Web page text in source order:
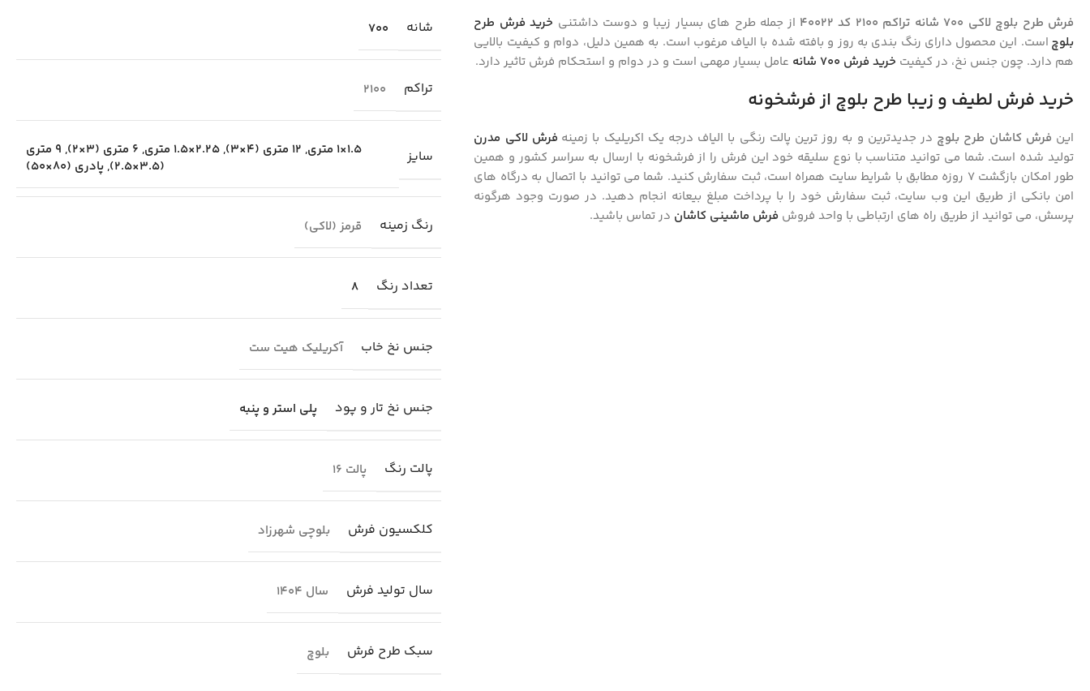
فرش طرح بلوچ لاکی 700 شانه تراکم 2100 کد 40022 از جمله طرح های بسیار زیبا و دوست داشتنی خرید فرش طرح
بلوچ است. این محصول دارای رنگ بندی به روز و بافته شده با الیاف مرغوب است. به همین دلیل، دوام و کیفیت بالایی
هم دارد. چون جنس نخ، در کیفیت خرید فرش 700 شانه عامل بسیار مهمی است و در دوام و استحکام فرش تاثیر دارد.
خرید فرش لطیف و زیبا طرح بلوچ از فرشخونه
این فرش کاشان طرح بلوچ در جدیدترین و به روز ترین پالت رنگی با الیاف درجه یک اکریلیک با زمینه فرش لاکی مدرن
تولید شده است. شما می توانید متناسب با نوع سلیقه خود این فرش را از فرشخونه با ارسال به سراسر کشور و همین
طور امکان بازگشت 7 روزه مطابق با شرایط سایت همراه است، ثبت سفارش کنید. شما می توانید با اتصال به درگاه های
امن بانکی از طریق این وب سایت، ثبت سفارش خود را با پرداخت مبلغ بیعانه انجام دهید. در صورت وجود هرگونه
پرسش، می توانید از طریق راه های ارتباطی با واحد فروش فرش ماشینی کاشان در تماس باشید.
شانه 700
تراکم 2100
سایز 1.5×1 متری , 12 متری (4×3) ,2.25×1.5 متری , 6 متری (3×2) ,
9 متری
(3.5×2.5)
,پادری (80×50)
رنگ زمینه قرمز (لاکی)
تعداد رنگ 8
جنس نخ خاب آکریلیک هیت ست
جنس نخ تار و پود پلی استر و پنبه
پالت رنگ پالت 16
کلکسیون فرش بلوچی شهرزاد
سال تولید فرش سال 1404
سبک طرح فرش بلوچ